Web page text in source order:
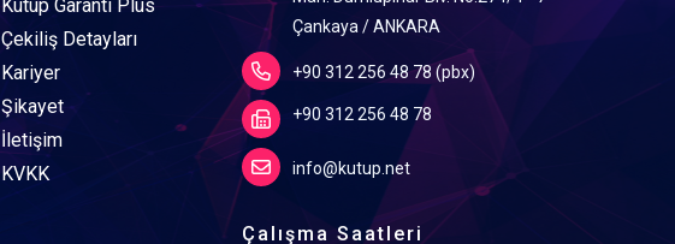
Kutup Garanti Plus
Çekiliş Detayları
Kariyer
Şikayet
İletişim
KVKK
Çankaya / ANKARA
+90 312 256 48 78 (pbx)
+90 312 256 48 78
info@kutup.net
Çalışma Saatleri